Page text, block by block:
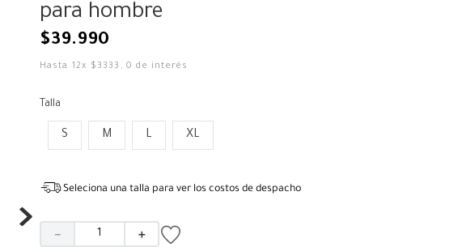
para hombre
$39.990
Hasta 12x $ 3333 ,0 de interés
Talla
S M L XL
Seleciona una talla para ver los costos de despacho
＋
－